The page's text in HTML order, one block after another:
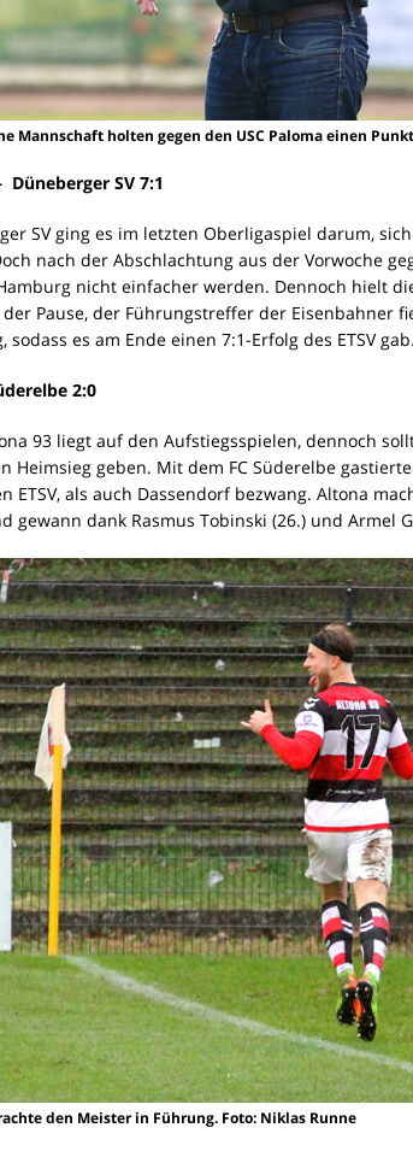
Mannschaft holten gegen den USC Paloma einen
Düneberger SV 7:1
SV ging es im letzten Oberligaspiel darum,
nach der Abschlachtung aus der Vorwoche
nicht einfacher werden. Dennoch hielt
Pause, der Führungstreffer der Eisenbahner
sodass es am Ende einen 7:1-Erfolg des ETSV gab.
2:0
93 liegt auf den Aufstiegsspielen, dennoch
Heimsieg geben. Mit dem FC Süderelbe
ETSV, als auch Dassendorf bezwang. Altona
gewann dank Rasmus Tobinski (26.) und Armel
den Meister in Führung. Foto: Niklas Runne